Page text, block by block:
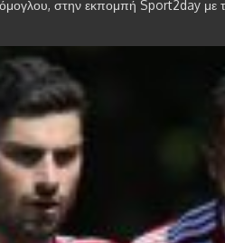
στην εκπομπή Sport2day με